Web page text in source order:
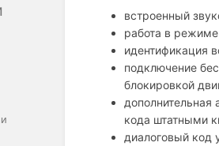
встроенный
работа в
идентификация
подключение
блокировкой
дополнительная
кода штатными
диалоговый код